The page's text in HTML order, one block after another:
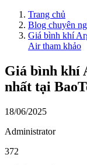
Trang chủ
Blog chuyên
Giá bình khí
Air tham khảo
Giá bình khí
nhất tại
18/06/2025
Administrator
372